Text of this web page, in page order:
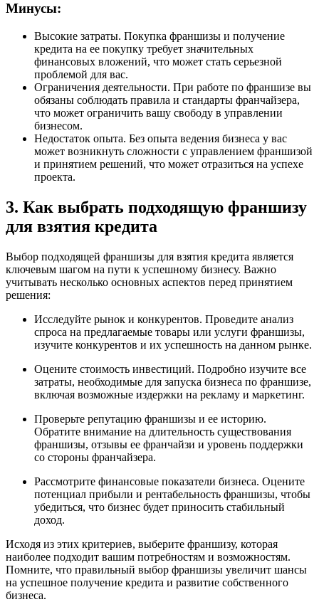
Минусы:
Высокие затраты. Покупка франшизы и получение
кредита на ее покупку требует значительных
финансовых вложений, что может стать серьезной
проблемой для вас.
Ограничения деятельности. При работе по франшизе вы
обязаны соблюдать правила и стандарты франчайзера,
что может ограничить вашу свободу в управлении
бизнесом.
Недостаток опыта. Без опыта ведения бизнеса у вас
может возникнуть сложности с управлением франшизой
и принятием решений, что может отразиться на успехе
проекта.
3. Как выбрать подходящую франшизу
для взятия кредита
Выбор подходящей франшизы для взятия кредита является
ключевым шагом на пути к успешному бизнесу. Важно
учитывать несколько основных аспектов перед принятием
решения:
Исследуйте рынок и конкурентов. Проведите анализ
спроса на предлагаемые товары или услуги франшизы,
изучите конкурентов и их успешность на данном рынке.
Оцените стоимость инвестиций. Подробно изучите все
затраты, необходимые для запуска бизнеса по франшизе,
включая возможные издержки на рекламу и маркетинг.
Проверьте репутацию франшизы и ее историю.
Обратите внимание на длительность существования
франшизы, отзывы ее франчайзи и уровень поддержки
со стороны франчайзера.
Рассмотрите финансовые показатели бизнеса. Оцените
потенциал прибыли и рентабельность франшизы, чтобы
убедиться, что бизнес будет приносить стабильный
доход.
Исходя из этих критериев, выберите франшизу, которая
наиболее подходит вашим потребностям и возможностям.
Помните, что правильный выбор франшизы увеличит шансы
на успешное получение кредита и развитие собственного
бизнеса.